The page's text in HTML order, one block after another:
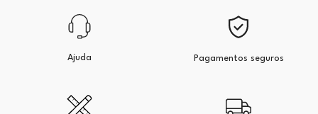
Ajuda Pagamentos seguros